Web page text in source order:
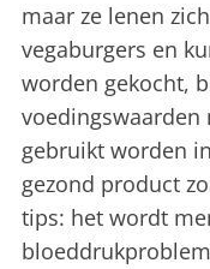
maar ze lenen
vegaburgers en
worden gekocht,
voedingswaarden
gebruikt worden
gezond product
tips: het wordt